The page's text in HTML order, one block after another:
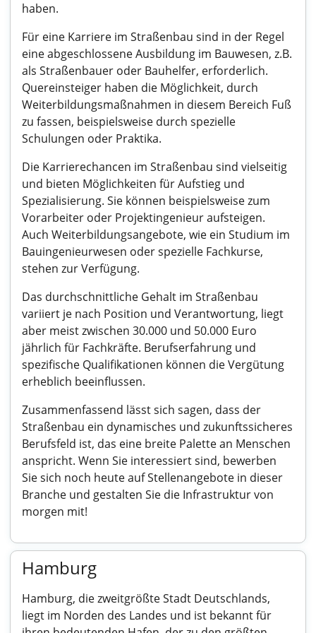
haben.
Für eine Karriere im Straßenbau sind in der Regel
eine abgeschlossene Ausbildung im Bauwesen, z.B.
als Straßenbauer oder Bauhelfer, erforderlich.
Quereinsteiger haben die Möglichkeit, durch
Weiterbildungsmaßnahmen in diesem Bereich Fuß
zu fassen, beispielsweise durch spezielle
Schulungen oder Praktika.
Die Karrierechancen im Straßenbau sind vielseitig
und bieten Möglichkeiten für Aufstieg und
Spezialisierung. Sie können beispielsweise zum
Vorarbeiter oder Projektingenieur aufsteigen.
Auch Weiterbildungsangebote, wie ein Studium im
Bauingenieurwesen oder spezielle Fachkurse,
stehen zur Verfügung.
Das durchschnittliche Gehalt im Straßenbau
variiert je nach Position und Verantwortung, liegt
aber meist zwischen 30.000 und 50.000 Euro
jährlich für Fachkräfte. Berufserfahrung und
spezifische Qualifikationen können die Vergütung
erheblich beeinflussen.
Zusammenfassend lässt sich sagen, dass der
Straßenbau ein dynamisches und zukunftssicheres
Berufsfeld ist, das eine breite Palette an Menschen
anspricht. Wenn Sie interessiert sind, bewerben
Sie sich noch heute auf Stellenangebote in dieser
Branche und gestalten Sie die Infrastruktur von
morgen mit!
Hamburg
Hamburg, die zweitgrößte Stadt Deutschlands,
liegt im Norden des Landes und ist bekannt für